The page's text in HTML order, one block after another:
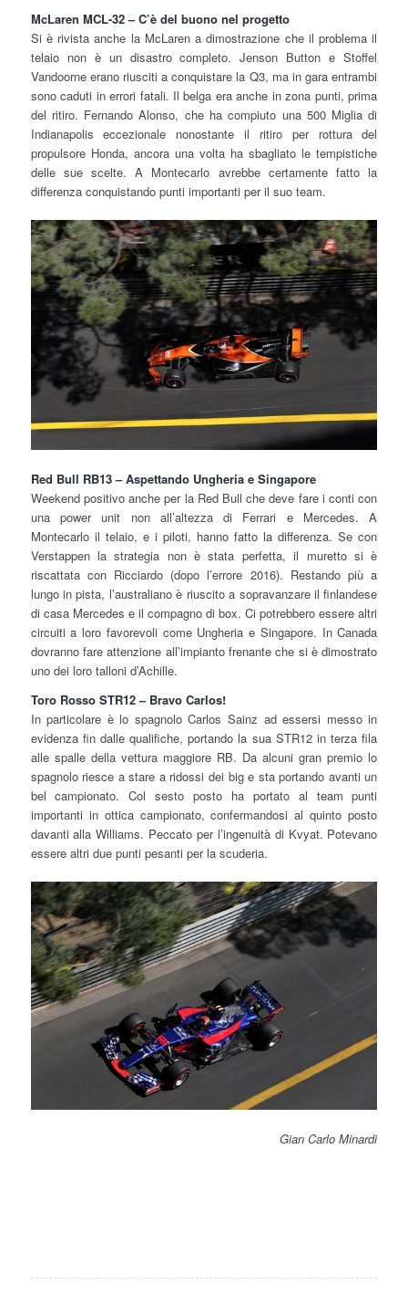
McLaren MCL-32 – C’è del buono nel progetto
Si è rivista anche la McLaren a dimostrazione che il problema il
telaio non è un disastro completo. Jenson Button e Stoffel
Vandoorne erano riusciti a conquistare la Q3, ma in gara entrambi
sono caduti in errori fatali. Il belga era anche in zona punti, prima
del ritiro. Fernando Alonso, che ha compiuto una 500 Miglia di
Indianapolis eccezionale nonostante il ritiro per rottura del
propulsore Honda, ancora una volta ha sbagliato le tempistiche
delle sue scelte. A Montecarlo avrebbe certamente fatto la
differenza conquistando punti importanti per il suo team.
Red Bull RB13 – Aspettando Ungheria e Singapore
Weekend positivo anche per la Red Bull che deve fare i conti con
una power unit non all’altezza di Ferrari e Mercedes. A
Montecarlo il telaio, e i piloti, hanno fatto la differenza. Se con
Verstappen la strategia non è stata perfetta, il muretto si è
riscattata con Ricciardo (dopo l’errore 2016). Restando più a
lungo in pista, l’australiano è riuscito a sopravanzare il finlandese
di casa Mercedes e il compagno di box. Ci potrebbero essere altri
circuiti a loro favorevoli come Ungheria e Singapore. In Canada
dovranno fare attenzione all’impianto frenante che si è dimostrato
uno dei loro talloni d’Achille.
Toro Rosso STR12 – Bravo Carlos!
In particolare è lo spagnolo Carlos Sainz ad essersi messo in
evidenza fin dalle qualifiche, portando la sua STR12 in terza fila
alle spalle della vettura maggiore RB. Da alcuni gran premio lo
spagnolo riesce a stare a ridossi dei big e sta portando avanti un
bel campionato. Col sesto posto ha portato al team punti
importanti in ottica campionato, confermandosi al quinto posto
davanti alla Williams. Peccato per l’ingenuità di Kvyat. Potevano
essere altri due punti pesanti per la scuderia.
Gian Carlo Minardi